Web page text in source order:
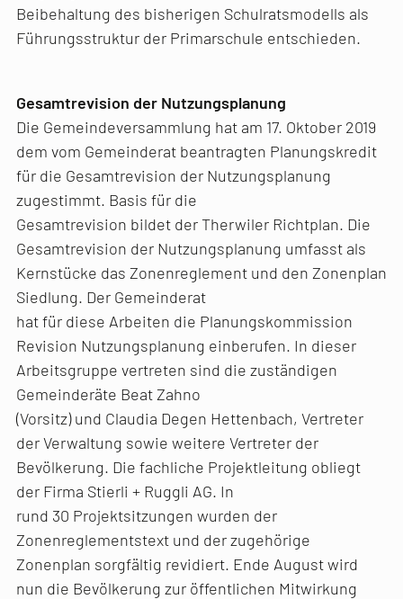
Beibehaltung des bisherigen Schulratsmodells als
Führungsstruktur der Primarschule entschieden.
Gesamtrevision der Nutzungsplanung
Die Gemeindeversammlung hat am 17. Oktober 2019
dem vom Gemeinderat beantragten Planungskredit
für die Gesamtrevision der Nutzungsplanung
zugestimmt. Basis für die
Gesamtrevision bildet der Therwiler Richtplan. Die
Gesamtrevision der Nutzungsplanung umfasst als
Kernstücke das Zonenreglement und den Zonenplan
Siedlung. Der Gemeinderat
hat für diese Arbeiten die Planungskommission
Revision Nutzungsplanung einberufen. In dieser
Arbeitsgruppe vertreten sind die zuständigen
Gemeinderäte Beat Zahno
(Vorsitz) und Claudia Degen Hettenbach, Vertreter
der Verwaltung sowie weitere Vertreter der
Bevölkerung. Die fachliche Projektleitung obliegt
der Firma Stierli + Ruggli AG. In
rund 30 Projektsitzungen wurden der
Zonenreglementstext und der zugehörige
Zonenplan sorgfältig revidiert. Ende August wird
nun die Bevölkerung zur öffentlichen Mitwirkung